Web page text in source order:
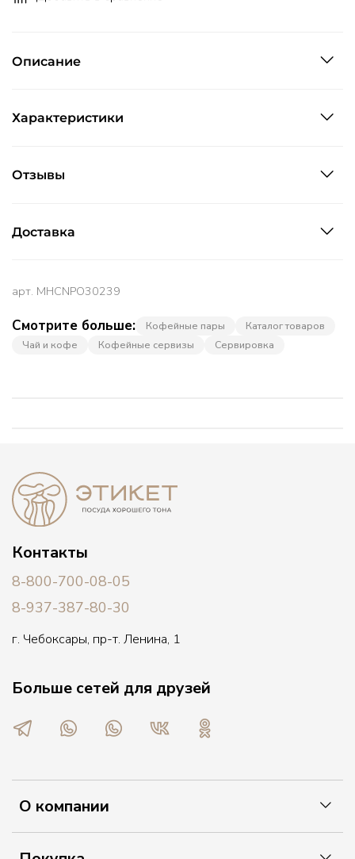
Смотрите больше: Кофейные пары
Каталог товаров
Чай и кофе
Кофейные сервизы Сервировка
Описание
Характеристики
Отзывы
Доставка
арт. MHCNPO30239
О компании
Контакты
8-800-700-08-05
8-937-387-80-30
г. Чебоксары, пр-т. Ленина, 1
Больше сетей для друзей